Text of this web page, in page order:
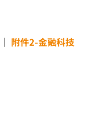
｜ 附件2-金融科技